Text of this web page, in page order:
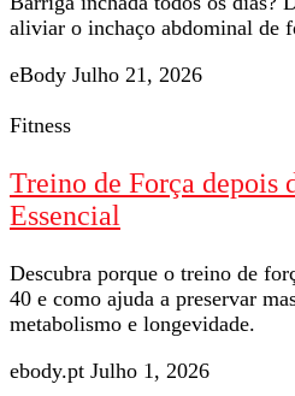
aliviar o inchaço abdominal de
eBody Julho 21, 2026
Fitness
Treino de Força depois
Essencial
Descubra porque o treino de
40 e como ajuda a preservar
metabolismo e longevidade.
ebody.pt Julho 1, 2026